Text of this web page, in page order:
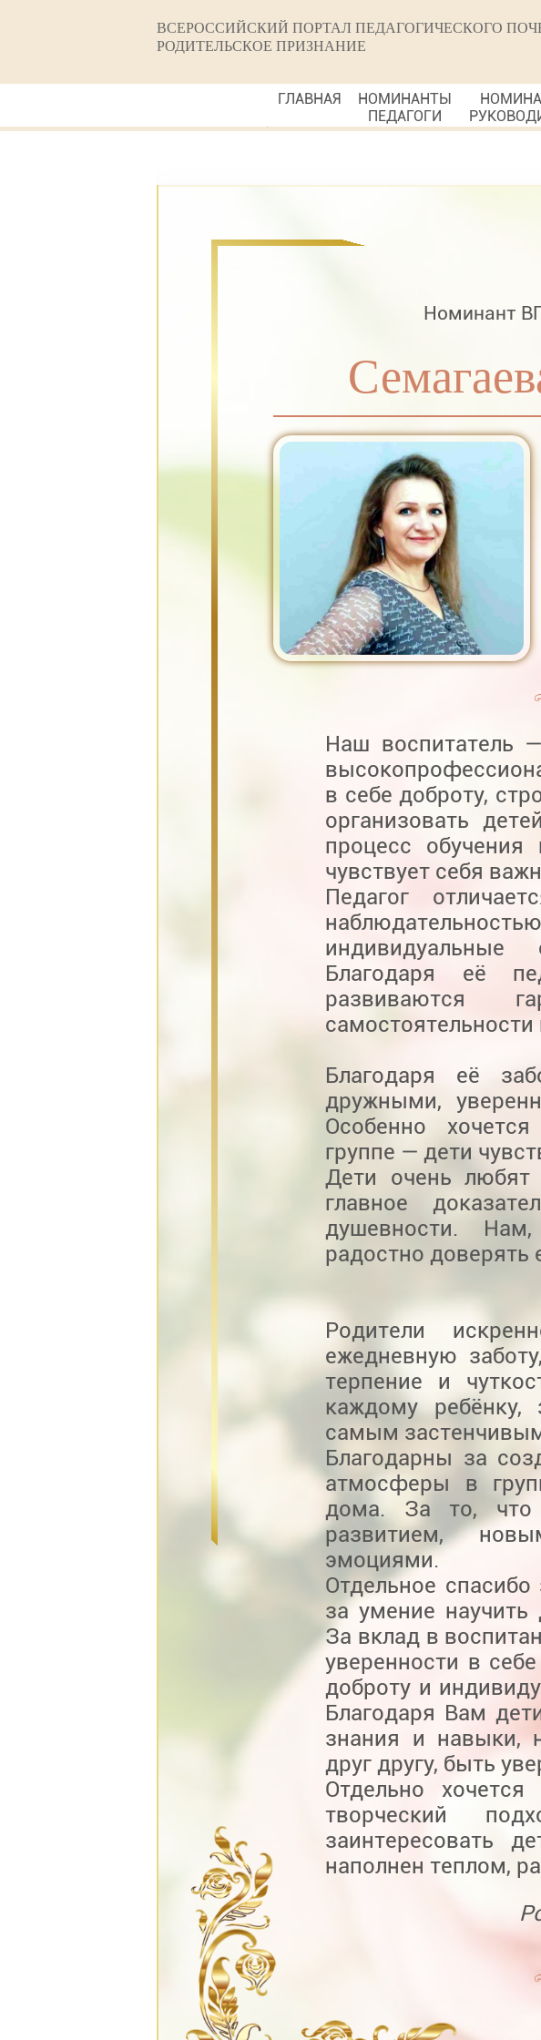
ВСЕРОССИЙСКИЙ ПОРТАЛ ПЕДАГОГИЧЕСКОГО
РОДИТЕЛЬСКОЕ ПРИЗНАНИЕ
ГЛАВНАЯ
НОМИНАНТЫ
ПЕДАГОГИ
Номинант
Наш воспитатель
в себе доброту,
организовать
процесс
чувствует себя
Педагог
индивидуальные
Благодаря её
развиваются
Благодаря её
дружными,
Особенно
группе — дети
Дети очень любят
главное
душевности.
радостно доверять
Родители
ежедневную
терпение и
каждому
самым
Благодарны за
атмосферы в
дома. За то, что
развитием,
эмоциями.
Отдельное
за умение
За вклад в
уверенности в
доброту и
Благодаря Вам
знания и навыки,
друг другу, быть
Отдельно
творческий
заинтересовать
наполнен теплом,